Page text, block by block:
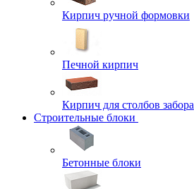
Кирпич ручной формовки
Печной кирпич
Кирпич для столбов забора
Строительные блоки
Бетонные блоки